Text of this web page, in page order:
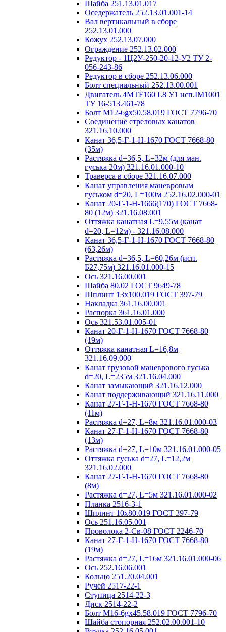
Шайба 251.13.01.017
Оседержатель 252.13.01.001-14
Вал вертикальный в сборе
252.13.01.000
Кожух 252.13.07.000
Ограждение 252.13.02.000
Редуктор - 1Ц2У-250-20-12-У2 ТУ 2-
056-243-86
Редуктор в сборе 252.13.06.000
Болт специальный 252.13.00.001
Двигатель 4MTF160 L8 У1 исп.IM1001
ТУ 16-513.461-78
Болт М12-6gх50.58.019 ГОСТ 7796-70
Соединение стреловых канатов
321.16.10.000
Канат 36,5-Г-1-Н-1670 ГОСТ 7668-80
(35м)
Растяжка d=36,5, L=32м (для ман.
гуська 20м) 321.16.01.000-10
Траверса в сборе 321.16.07.000
Канат управления маневровым
гуськом d=20, L=100м 252.16.02.000-01
Канат 20-Г-1-Н-1666(170) ГОСТ 7668-
80 (12м) 321.16.08.001
Оттяжка канатная L=9,55м (канат
d=20, L=12м) - 321.16.08.000
Канат 36,5-Г-1-Н-1670 ГОСТ 7668-80
(63,26м)
Растяжка d=36,5, L=60,26м (исп.
Б27,75м) 321.16.01.000-15
Ось 321.16.00.001
Шайба 80.02 ГОСТ 9649-78
Шплинт 13х100.019 ГОСТ 397-79
Накладка 361.16.00.001
Распорка 361.16.01.000
Ось 321.53.01.005-01
Канат 20-Г-1-Н-1670 ГОСТ 7668-80
(19м)
Оттяжка канатная L=16,8м
321.16.09.000
Канат грузовой маневрового гуська
d=20, L=235м 321.16.04.000
Канат замыкающий 321.16.12.000
Канат поддерживающий 321.16.11.000
Канат 27-Г-1-Н-1670 ГОСТ 7668-80
(11м)
Растяжка d=27, L=8м 321.16.01.000-03
Канат 27-Г-1-Н-1670 ГОСТ 7668-80
(13м)
Растяжка d=27, L=10м 321.16.01.000-05
Оттяжка гуська d=27, L=12,2м
321.16.02.000
Канат 27-Г-1-Н-1670 ГОСТ 7668-80
(8м)
Растяжка d=27, L=5м 321.16.01.000-02
Планка 2516-3-1
Шплинт 10х80.019 ГОСТ 397-79
Ось 251.16.05.001
Проволока 2-Св-08 ГОСТ 2246-70
Канат 27-Г-1-Н-1670 ГОСТ 7668-80
(19м)
Растяжка d=27, L=16м 321.16.01.000-06
Ось 252.16.06.001
Кольцо 251.20.04.001
Ручей 2517-22-1
Ступица 2514-22-3
Диск 2514-22-2
Болт М16-6gx45.58.019 ГОСТ 7796-70
Шайба стопорная 252.02.00.001-10